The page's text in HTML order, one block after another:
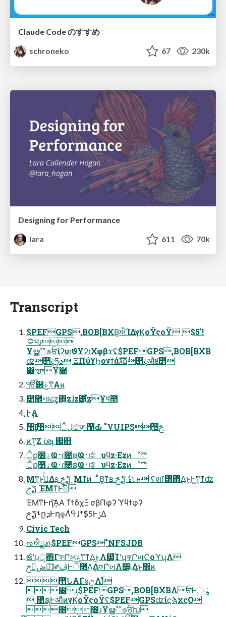
Claude Code のすすめ
schroneko
67 230k
Designing for Performance
lara
611 70k
Transcript
$PEFGPS,BOB[BXB͕ਐΊΔγϏοΫςοΫ $5'!
۝भɹ
Ұൠࣾஂ๏ਓίʔυɾϑΥʔɾΧφβϫʢ$PEFGPS,BOB[BXB
ʣ୅දཧࣄ ΞΠύϒϦογϯάגࣜձࣾ୅දऔక໾
෱ౡ݈Ұ࿠
ੴ઒ݝͬͯͲ͜Αʁ
๺཮৽װઢz͔͕΍͖zɺz͸͔ͨ͘zҰप೥
͜͜Ͱ͢Α
ۚ୔Ӻ ۚ୔ੈلඒज़ؗ ݉࿡Ԃ "VUIPSۚ୔ࢢ
ͷͲ͙Ζ ߳ശֈ ࢗ਎
ੈք೶ۀҨ࢈ɾ೔ຊҨ࢈ɾேυϥz·Εzͷೳొ
ੈք೶ۀҨ࢈ɾ೔ຊҨ࢈ɾேυϥz·Εzͷೳొ
͜Μͳ͜ͱࠔͬͯΔʂ ࢢຽ ͜Μͳͷ ͋ͬͨΒ͍͍ͳ͊ʙ ࢢຽ ࣏ࣗମ ʜ ʢશ෦͸΍Δ͜ͱͰ͖ͳ͍ͳ͊ʣ
ࢢຽ ΈΜͳͰߟ͑ͯ
ΈΜͳͰղܾ͠Α͏Α ΤϯδχΞ σβΠφʔ ϓϥϯφʔ
ࢢຽࢀըܕͰղܾ๏Λߟ͑ɺ*$5Ͱ࣮ݱ͢Δ
Civic Tech
ઌਐࣄྫɿ$PEFGPS"NFSJDB
ౙʹઇ͕ੵ΋ΓফՐખ͕ݟ͑ͳ͘ͳΔ͜ͱΛ๷͙ͨΊʹʮফՐખϚοϓʯΛ
ࢢຽ͕ڞ༗͠ɺ༗ࢤͰੈ࿩Λ͢ΔফՐખΛ෼୲͢Δͱ͍͏΋ͷ
೥ՆΑΓ४උΛ࢝Ίͯ
೥݄ɹ$PEFGPS,BOB[BXBΛਓͰઃཱ
 ೔ຊͰॳΊͯͷγϏοΫςοΫʢ$PEFGPSʣίϛϡχςΟ
೥݄೔ɹҰൠࣾஂ๏ਓԽ